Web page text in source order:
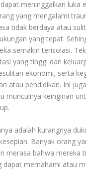
meninggalkan luka
yang mengalami
tidak berdaya atau sulit
yang tepat.
semakin terisolasi.
yang tinggi dari
ekonomi, serta
atau pendidikan. Ini
munculnya keinginan
adalah kurangnya
Banyak orang
merasa bahwa mereka
dapat memahami atau